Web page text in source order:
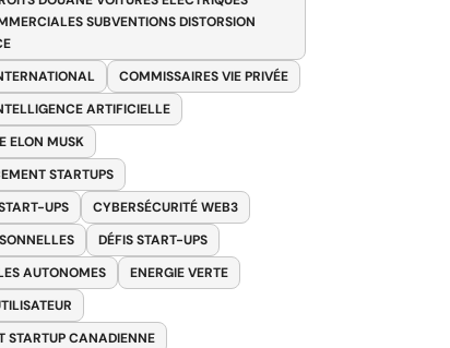
SUBVENTIONS DISTORSION
COMMISSAIRES VIE PRIVÉE
ARTIFICIELLE
ELON MUSK
STARTUPS
UPS
CYBERSÉCURITÉ WEB3
DÉFIS START-UPS
AUTONOMES
ENERGIE VERTE
STARTUP CANADIENNE